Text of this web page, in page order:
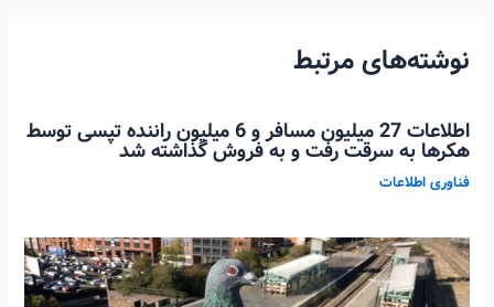
نوشته‌های مرتبط
اطلاعات 27 میلیون مسافر و 6 میلیون راننده تپسی توسط
هکرها به سرقت رفت و به فروش گذاشته شد
فناوری اطلاعات